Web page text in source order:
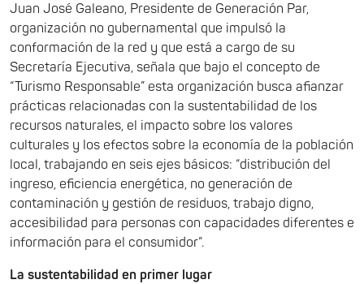
Juan José Galeano, Presidente de Generación Par,
organización no gubernamental que impulsó la
conformación de la red y que está a cargo de su
Secretaría Ejecutiva, señala que bajo el concepto de
“Turismo Responsable” esta organización busca afianzar
prácticas relacionadas con la sustentabilidad de los
recursos naturales, el impacto sobre los valores
culturales y los efectos sobre la economía de la población
local, trabajando en seis ejes básicos: “distribución del
ingreso, eficiencia energética, no generación de
contaminación y gestión de residuos, trabajo digno,
accesibilidad para personas con capacidades diferentes e
información para el consumidor”.
La sustentabilidad en primer lugar